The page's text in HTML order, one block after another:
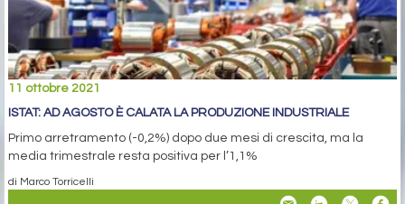
11 ottobre 2021
ISTAT: AD AGOSTO È CALATA LA PRODUZIONE INDUSTRIALE
Primo arretramento (-0,2%) dopo due mesi di crescita, ma la
media trimestrale resta positiva per l’1,1%
di Marco Torricelli